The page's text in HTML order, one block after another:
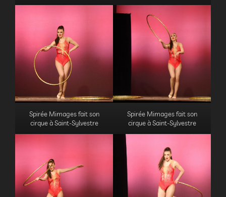
Spirée Mimages fait son
cirque à Saint-Sylvestre
Spirée Mimages fait son
cirque à Saint-Sylvestre